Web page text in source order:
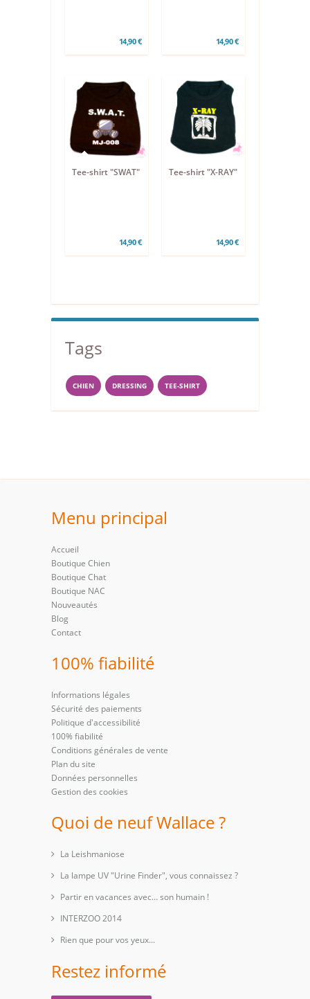
14,90 € 14,90 €
Tee-shirt "SWAT"
14,90 €
Tee-shirt "X-RAY"
14,90 €
Tags
CHIEN DRESSING TEE-SHIRT
Menu principal
Accueil
Boutique Chien
Boutique Chat
Boutique NAC
Nouveautés
Blog
Contact
100% fiabilité
Informations légales
Sécurité des paiements
Politique d'accessibilité
100% fiabilité
Conditions générales de vente
Plan du site
Données personnelles
Gestion des cookies
Quoi de neuf Wallace ?
La Leishmaniose
La lampe UV "Urine Finder", vous connaissez ?
Partir en vacances avec… son humain !
INTERZOO 2014
Rien que pour vos yeux...
Restez informé